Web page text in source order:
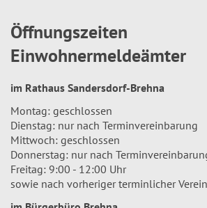
Öffnungszeiten
Einwohnermeldeämter
im Rathaus Sandersdorf-Brehna
Montag: geschlossen
Dienstag: nur nach Terminvereinbarung
Mittwoch: geschlossen
Donnerstag: nur nach
Freitag: 9:00 - 12:00 Uhr
sowie nach vorheriger terminlicher